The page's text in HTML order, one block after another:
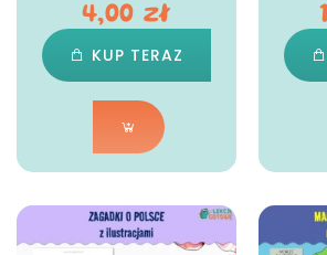
4,00 zł
KUP TERAZ